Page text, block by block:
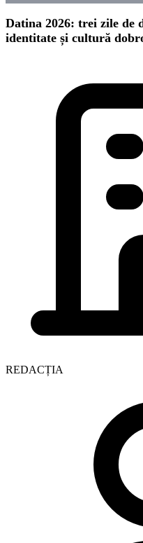
Datina 2026: trei zile de
identitate și cultură
REDACȚIA